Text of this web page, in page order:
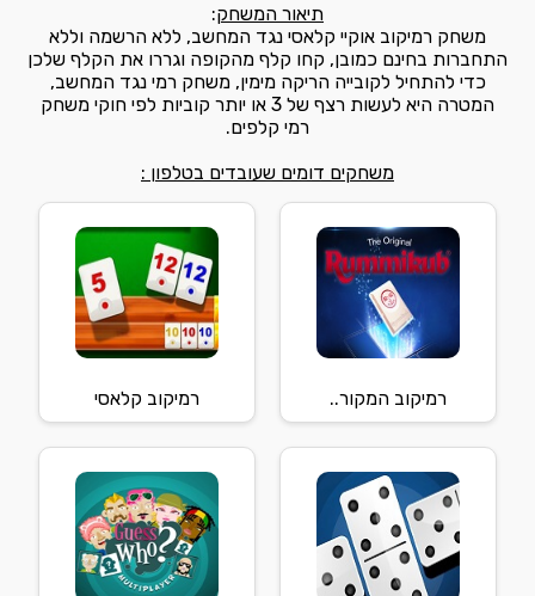
תיאור המשחק:
משחק רמיקוב אוקיי קלאסי נגד המחשב, ללא הרשמה וללא
התחברות בחינם כמובן, קחו קלף מהקופה וגררו את הקלף שלכן
כדי להתחיל לקובייה הריקה מימין, משחק רמי נגד המחשב,
המטרה היא לעשות רצף של 3 או יותר קוביות לפי חוקי משחק
רמי קלפים.
משחקים דומים שעובדים בטלפון :
רמיקוב המקור.. רמיקוב קלאסי